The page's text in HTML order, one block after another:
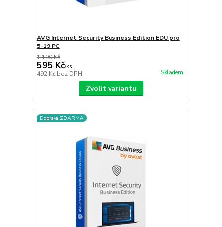
AVG Internet Security Business Edition EDU pro
5-19 PC
1 190 Kč
595 Kč/ks
492 Kč bez DPH Skladem
Zvolit variantu
Doprava ZDARMA